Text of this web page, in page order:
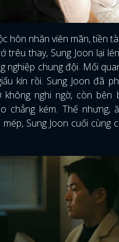
hôn nhân viên mãn, tiền
trêu thay, Sung Joon lại
nghiệp chung đội. Mối
kín rồi. Sung Joon đã
nghi ngờ, còn bên
chẳng kém. Thế nhưng,
mép, Sung Joon cuối cùng